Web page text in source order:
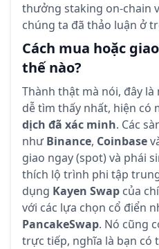
thưởng staking on-chain
chúng ta đã thảo luận ở
Cách mua hoặc
thế nào?
Thành thật mà nói, đây
dễ tìm thấy nhất, hiện có
dịch đã xác minh. Các
nhưBinance, Coinbase
giao ngay (spot) và phái
thích lộ trình phi tập
dụng Kayen Swap của
với các lựa chọn cổ điển
PancakeSwap. Nó cũng
trực tiếp, nghĩa là bạn có